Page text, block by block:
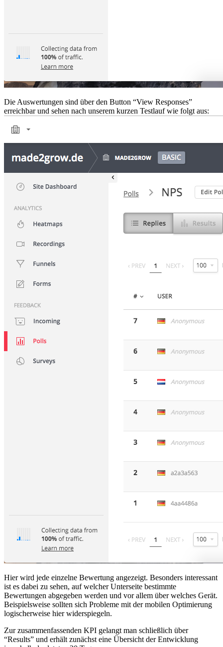
Die Auswertungen sind über den Button “View Responses”
erreichbar und sehen nach unserem kurzen Testlauf wie folgt aus:
Hier wird jede einzelne Bewertung angezeigt. Besonders interessant
ist es dabei zu sehen, auf welcher Unterseite bestimmte
Bewertungen abgegeben werden und vor allem über welches Gerät.
Beispielsweise sollten sich Probleme mit der mobilen Optimierung
logischerweise hier widerspiegeln.
Zur zusammenfassenden KPI gelangt man schließlich über
“Results” und erhält zunächst eine Übersicht der Entwicklung